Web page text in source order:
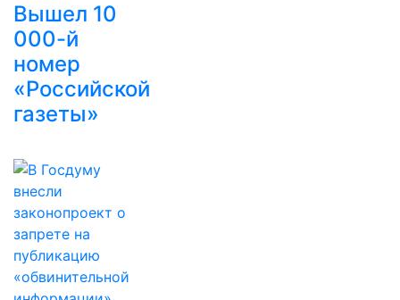
Вышел 10
000-й
номер
«Российской
газеты»